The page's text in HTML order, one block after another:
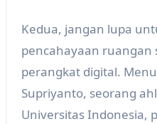
Kedua, jangan lupa
pencahayaan ruangan
perangkat digital.
Supriyanto, seorang
Universitas Indonesia,